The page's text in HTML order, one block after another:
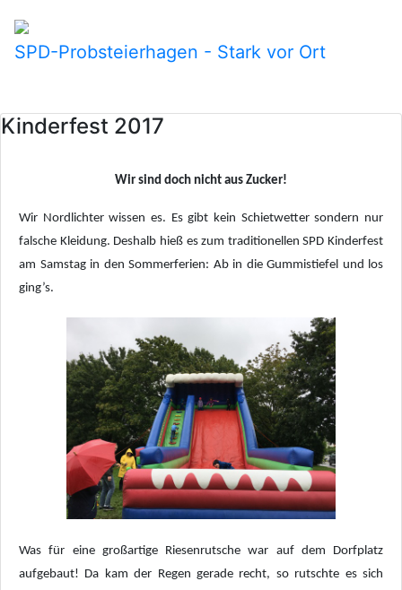
SPD-Probsteierhagen - Stark vor Ort
Kinderfest 2017
Wir sind doch nicht aus Zucker!
Wir Nordlichter wissen es. Es gibt kein Schietwetter sondern nur
falsche Kleidung. Deshalb hieß es zum traditionellen SPD Kinderfest
am Samstag in den Sommerferien: Ab in die Gummistiefel und los
ging’s.
Was für eine großartige Riesenrutsche war auf dem Dorfplatz
aufgebaut! Da kam der Regen gerade recht, so rutschte es sich